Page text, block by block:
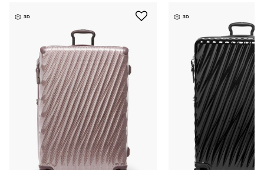
3D 3D